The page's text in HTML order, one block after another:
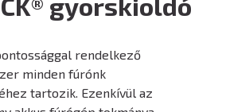
rendelkező
minden fúrónk
tartozik. Ezenkívül az